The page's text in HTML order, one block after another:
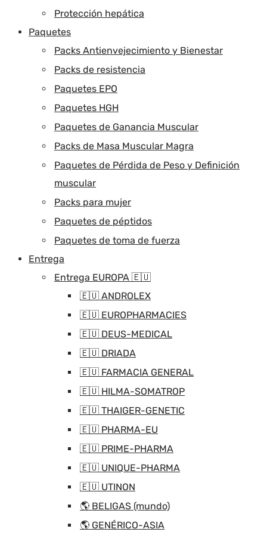
Protección hepática
Paquetes
Packs Antienvejecimiento y Bienestar
Packs de resistencia
Paquetes EPO
Paquetes HGH
Paquetes de Ganancia Muscular
Packs de Masa Muscular Magra
Paquetes de Pérdida de Peso y Definición
muscular
Packs para mujer
Paquetes de péptidos
Paquetes de toma de fuerza
Entrega
Entrega EUROPA 🇪🇺
🇪🇺 ANDROLEX
🇪🇺 EUROPHARMACIES
🇪🇺 DEUS-MEDICAL
🇪🇺 DRIADA
🇪🇺 FARMACIA GENERAL
🇪🇺 HILMA-SOMATROP
🇪🇺 THAIGER-GENETIC
🇪🇺 PHARMA-EU
🇪🇺 PRIME-PHARMA
🇪🇺 UNIQUE-PHARMA
🇪🇺 UTINON
🌎 BELIGAS (mundo)
🌎 GENÉRICO-ASIA